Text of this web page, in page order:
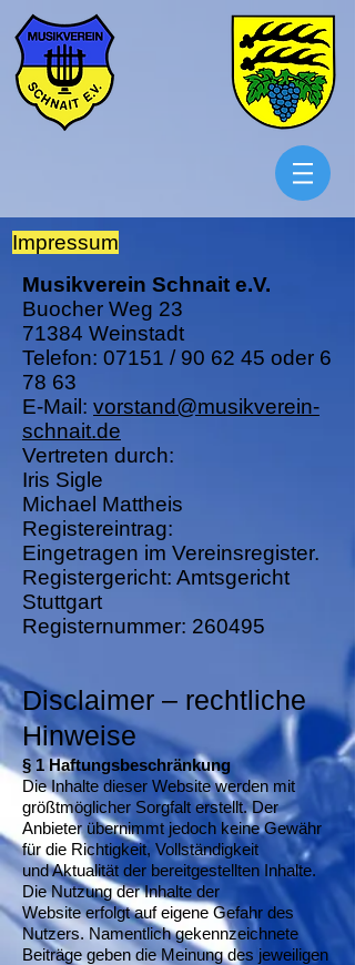
Impressum
Musikverein Schnait e.V.
Buocher Weg 23
71384 Weinstadt
Telefon: 07151 / 90 62 45 oder 6
78 63
E-Mail: vorstand@musikverein-
schnait.de
Vertreten durch:
Iris Sigle
Michael Mattheis
Registereintrag:
Eingetragen im Vereinsregister.
Registergericht: Amtsgericht
Stuttgart
Registernummer: 260495
Disclaimer – rechtliche
Hinweise
§ 1 Haftungsbeschränkung
Die Inhalte dieser Website werden mit
größtmöglicher Sorgfalt erstellt. Der
Anbieter übernimmt jedoch keine Gewähr
für die Richtigkeit, Vollständigkeit
und Aktualität der bereitgestellten Inhalte.
Die Nutzung der Inhalte der
Website erfolgt auf eigene Gefahr des
Nutzers. Namentlich gekennzeichnete
Beiträge geben die Meinung des jeweiligen